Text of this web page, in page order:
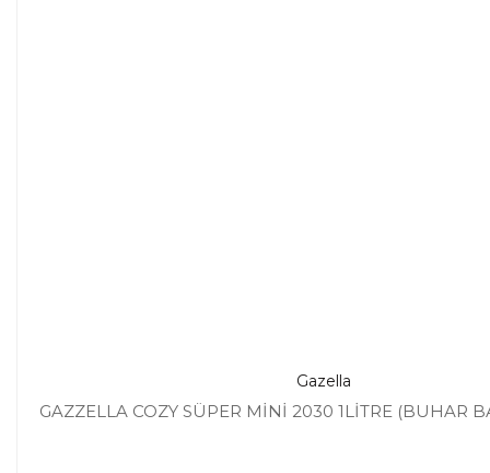
Gazella
GAZZELLA COZY SÜPER MİNİ 2030 1LİTRE (BUHAR